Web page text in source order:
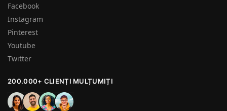
Facebook
Instagram
Pinterest
Youtube
Twitter
200.000+ CLIENȚI MULȚUMIȚI